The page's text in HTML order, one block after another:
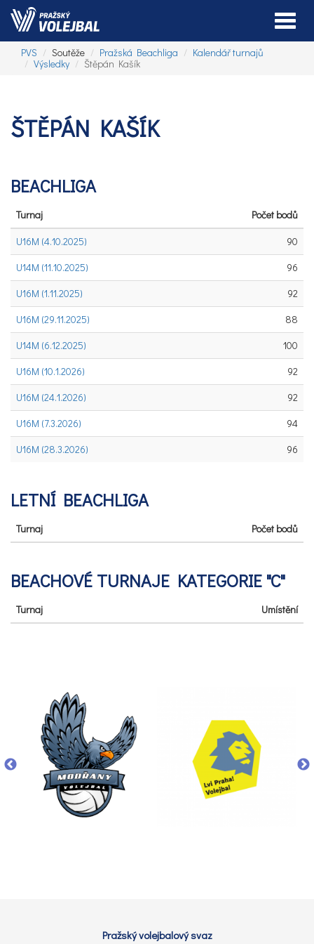
PVS Soutěže Pražská Beachliga
Kalendář turnajů
Výsledky
Štěpán Kašík
ŠTĚPÁN KAŠÍK
BEACHLIGA
Turnaj
Počet bodů
U16M (4.10.2025)
90
U14M (11.10.2025)
96
U16M (1.11.2025)
92
U16M (29.11.2025)
88
U14M (6.12.2025)
100
U16M (10.1.2026)
92
U16M (24.1.2026)
92
U16M (7.3.2026)
94
U16M (28.3.2026)
96
LETNÍ BEACHLIGA
Turnaj Počet bodů
BEACHOVÉ TURNAJE KATEGORIE "C"
Turnaj Umístění
Pražský volejbalový svaz